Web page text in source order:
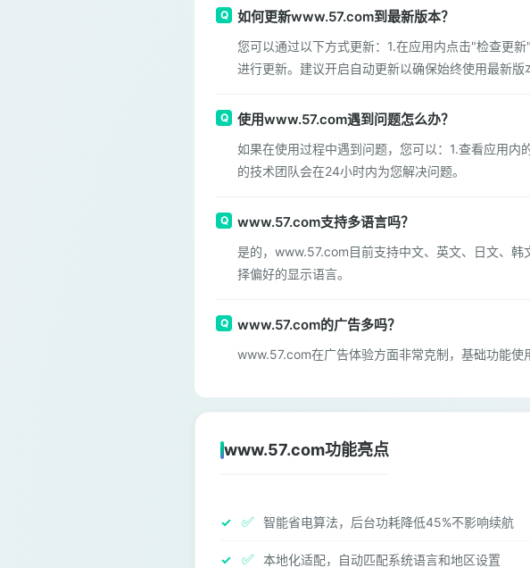
如何更新www.57.com到最新版本？
您可以通过以下方式更新：1.在应用内点击"检查更
进行更新。建议开启自动更新以确保始终使用最新版
使用www.57.com遇到问题怎么办？
如果在使用过程中遇到问题，您可以：1.查看应用
的技术团队会在24小时内为您解决问题。
www.57.com支持多语言吗？
是的，www.57.com目前支持中文、英文、日文、
择偏好的显示语言。
www.57.com的广告多吗？
www.57.com在广告体验方面非常克制，基础功能使
www.57.com功能亮点
✅ 智能省电算法，后台功耗降低45%不影响续航
✅ 本地化适配，自动匹配系统语言和地区设置